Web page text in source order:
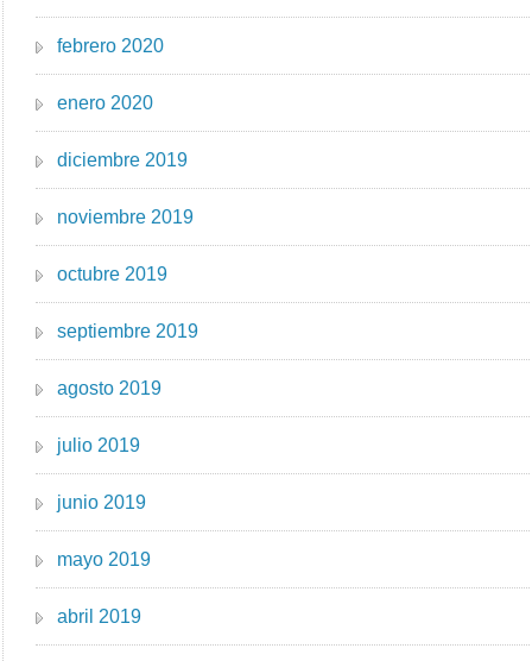
febrero 2020
enero 2020
diciembre 2019
noviembre 2019
octubre 2019
septiembre 2019
agosto 2019
julio 2019
junio 2019
mayo 2019
abril 2019